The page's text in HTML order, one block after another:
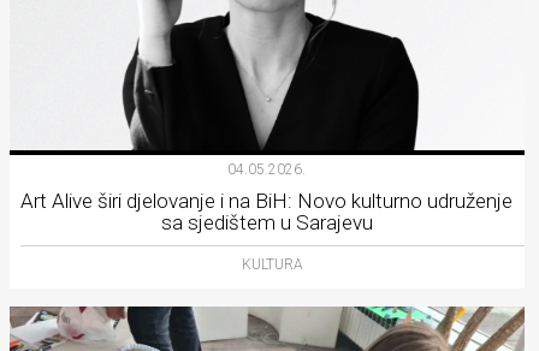
04.05.2026.
Art Alive širi djelovanje i na BiH: Novo kulturno udruženje
sa sjedištem u Sarajevu
KULTURA